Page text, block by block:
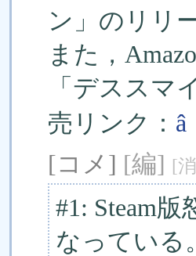
ン」のリリ
また，
「デススマ
売リンク： â
[コメ] [編] [
#1: Steam
なっている